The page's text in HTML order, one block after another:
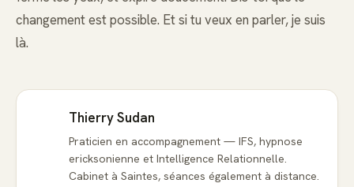
changement est possible. Et si tu veux en parler, je suis
là.
Thierry Sudan
Praticien en accompagnement — IFS, hypnose
ericksonienne et Intelligence Relationnelle.
Cabinet à Saintes, séances également à distance.